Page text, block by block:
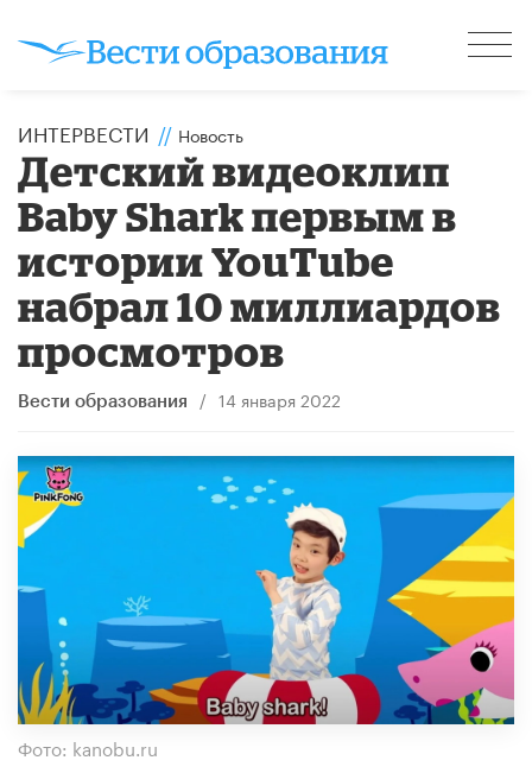
ИНТЕРВЕСТИ // Новость
Детский видеоклип
Baby Shark первым в
истории YouTube
набрал 10 миллиардов
просмотров
Вести образования / 14 января 2022
Фото: kanobu.ru